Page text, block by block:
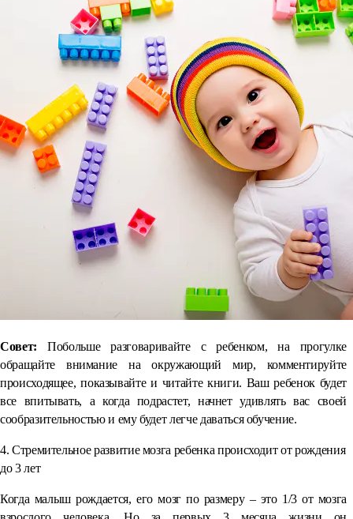
Совет:Побольше разговаривайте с ребенком, на прогулке
обращайте внимание на окружающий мир, комментируйте
происходящее, показывайте и читайте книги. Ваш ребенок будет
все впитывать, а когда подрастет, начнет удивлять вас своей
сообразительностью и ему будет легче даваться обучение.
4. Стремительное развитие мозга ребенка происходит от рождения
до 3 лет
Когда малыш рождается, его мозг по размеру – это 1/3 от мозга